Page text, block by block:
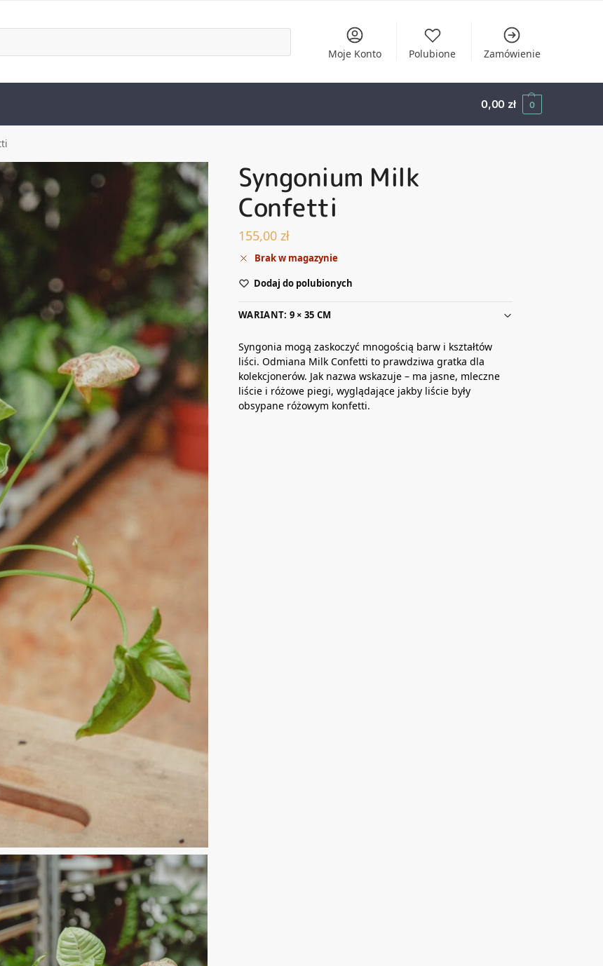
Moje Konto Polubione Zamówienie
0,00 zł 0
Syngonium Milk
Confetti
155,00 zł
Brak w magazynie
Dodaj do polubionych
WARIANT: 9 × 35 CM
Syngonia mogą zaskoczyć mnogością barw i kształtów
liści. Odmiana Milk Confetti to prawdziwa gratka dla
kolekcjonerów. Jak nazwa wskazuje – ma jasne, mleczne
liście i różowe piegi, wyglądające jakby liście były
obsypane różowym konfetti.